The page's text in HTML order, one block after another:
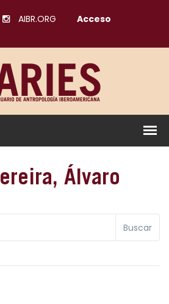
AIBR.ORG Acceso
Álvaro
Buscar